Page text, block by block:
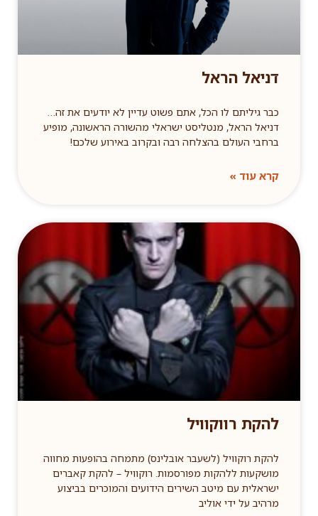
דניאל הראל
כבר גיליתם לו הכל, אתם פשוט עדיין לא יודעים את זה…
דניאל הראל, מנטליסט ישראלי מהשורה הראשונה, מופיע
ברחבי העולם בהצלחה רבה ובקרוב באירוע שלכם!
קרא עוד »
להקת רווקוויל
להקת רוקוויל (לשעבר אובלינס) מתמחה בהופעות מחווה
מושקעות ללהקות מפורסמות. רוקוויל – להקת קאברים
ישראלית עם מיטב השירים הידועים והמוכרים בביצוע
מרהיב על ידי אוליב